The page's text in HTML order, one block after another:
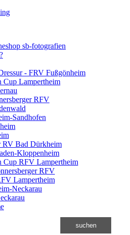
sb-fotografien
- FRV Fußgönheim
Cup Lampertheim
RFV
Sandhofen
RV Bad Dürkheim
Kloppenheim
Cup RFV Lampertheim
RFV
Lampertheim
Neckarau
suchen